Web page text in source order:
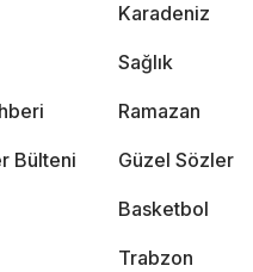
Karadeniz
Sağlık
Ramazan
Bülteni Güzel Sözler
Basketbol
Trabzon